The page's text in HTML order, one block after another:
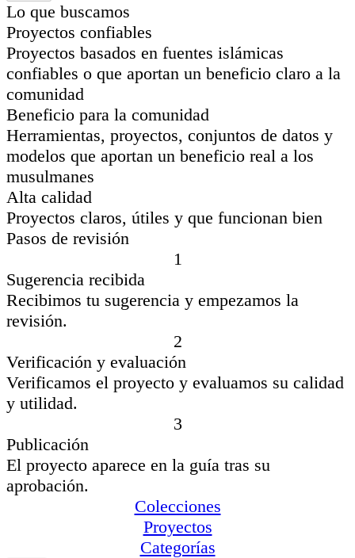
Lo que buscamos
Proyectos confiables
Proyectos basados en fuentes islámicas
confiables o que aportan un beneficio claro a la
comunidad
Beneficio para la comunidad
Herramientas, proyectos, conjuntos de datos y
modelos que aportan un beneficio real a los
musulmanes
Alta calidad
Proyectos claros, útiles y que funcionan bien
Pasos de revisión
1
Sugerencia recibida
Recibimos tu sugerencia y empezamos la
revisión.
2
Verificación y evaluación
Verificamos el proyecto y evaluamos su calidad
y utilidad.
3
Publicación
El proyecto aparece en la guía tras su
aprobación.
Colecciones
Proyectos
Categorías